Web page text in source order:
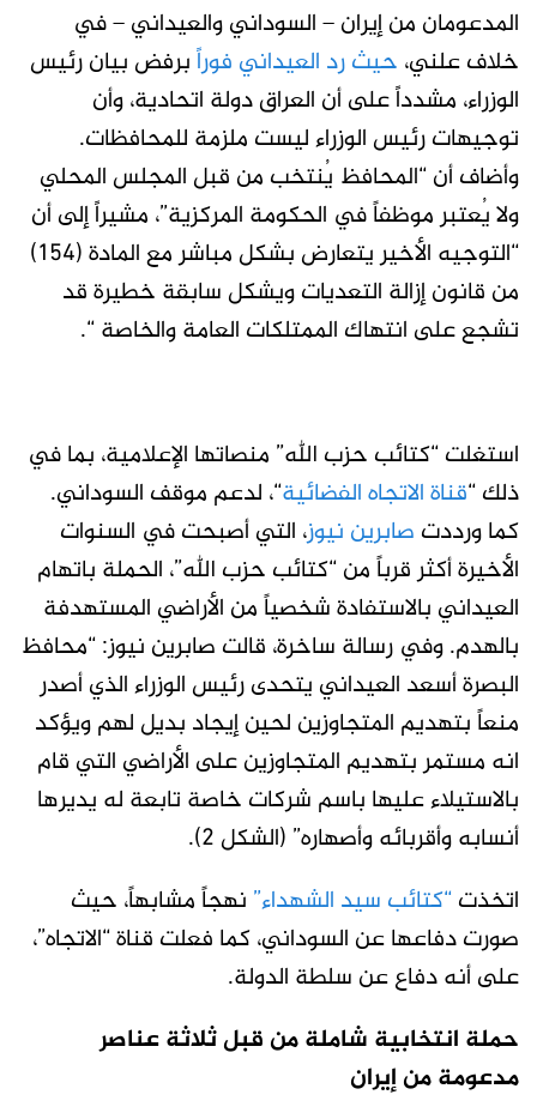
المدعومان من إيران – السوداني والعيداني – في
خلاف علني، حيث رد العيداني فوراًبرفض بيان رئيس
الوزراء، مشدداً على أن العراق دولة اتحادية، وأن
توجيهات رئيس الوزراء ليست ملزمة للمحافظات.
وأضاف أن “المحافظ يُنتخب من قبل المجلس المحلي
ولا يُعتبر موظفاً في الحكومة المركزية”، مشيراً إلى أن
“التوجيه الأخير يتعارض بشكل مباشر مع المادة (154)
من قانون إزالة التعديات ويشكل سابقة خطيرة قد
تشجع على انتهاك الممتلكات العامة والخاصة “.
استغلت “كتائب حزب الله” منصاتها الإعلامية، بما في
ذلك “قناة الاتجاه الفضائية“، لدعم موقف السوداني.
كما ورددت صابرين نيوز، التي أصبحت في السنوات
الأخيرة أكثر قرباً من “كتائب حزب الله”، الحملة باتهام
العيداني بالاستفادة شخصياً من الأراضي المستهدفة
بالهدم. وفي رسالة ساخرة، قالت صابرين نيوز: “محافظ
البصرة أسعد العيداني يتحدى رئيس الوزراء الذي أصدر
منعاً بتهديم المتجاوزين لحين إيجاد بديل لهم ويؤكد
انه مستمر بتهديم المتجاوزين على الأراضي التي قام
بالاستيلاء عليها باسم شركات خاصة تابعة له يديرها
أنسابه وأقربائه وأصهاره” (الشكل 2)
.
اتخذت “كتائب سيد الشهداء” نهجاً مشابهاً، حيث
صورت دفاعها عن السوداني، كما فعلت قناة “الاتجاه”،
على أنه دفاع عن سلطة الدولة.
حملة انتخابية شاملة من قبل ثلاثة عناصر
مدعومة من إيران